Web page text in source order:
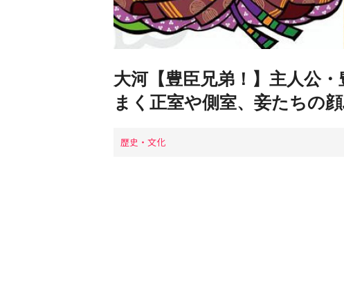
大河【豊臣兄弟！】主人公
まく正室や側室、妾たちの
歴史・文化